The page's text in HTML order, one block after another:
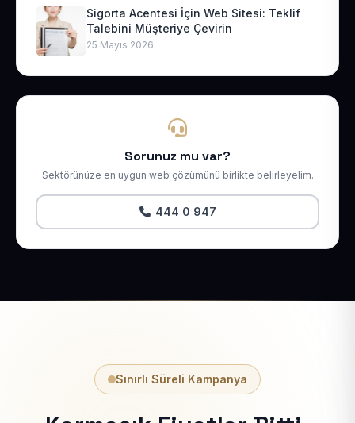
Sigorta Acentesi İçin Web Sitesi: Teklif
Talebini Müşteriye Çevirin
25 Mayıs 2026
Sorunuz mu var?
Sektörünüze en uygun web çözümünü birlikte belirleyelim.
444 0 947
Sınırlı Süreli Kampanya